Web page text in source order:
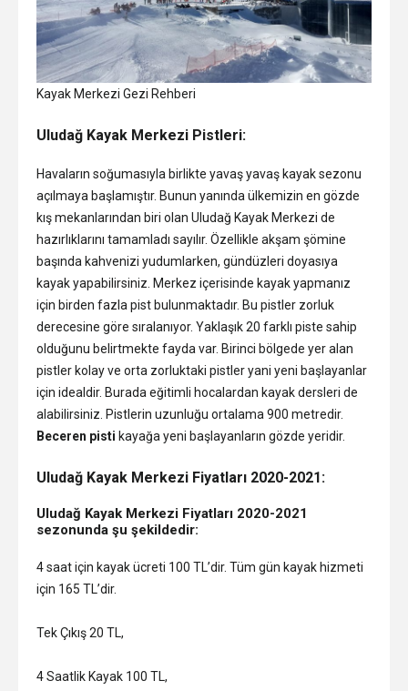
Kayak Merkezi Gezi Rehberi
Uludağ Kayak Merkezi Pistleri:
Havaların soğumasıyla birlikte yavaş yavaş kayak sezonu
açılmaya başlamıştır. Bunun yanında ülkemizin en gözde
kış mekanlarından biri olan Uludağ Kayak Merkezi de
hazırlıklarını tamamladı sayılır. Özellikle akşam şömine
başında kahvenizi yudumlarken, gündüzleri doyasıya
kayak yapabilirsiniz. Merkez içerisinde kayak yapmanız
için birden fazla pist bulunmaktadır. Bu pistler zorluk
derecesine göre sıralanıyor. Yaklaşık 20 farklı piste sahip
olduğunu belirtmekte fayda var. Birinci bölgede yer alan
pistler kolay ve orta zorluktaki pistler yani yeni başlayanlar
için idealdir. Burada eğitimli hocalardan kayak dersleri de
alabilirsiniz. Pistlerin uzunluğu ortalama 900 metredir.
Beceren pisti kayağa yeni başlayanların gözde yeridir.
Uludağ Kayak Merkezi Fiyatları 2020-2021:
Uludağ Kayak Merkezi Fiyatları 2020-2021
sezonunda şu şekildedir:
4 saat için kayak ücreti 100 TL’dir. Tüm gün kayak hizmeti
için 165 TL’dir.
Tek Çıkış 20 TL,
4 Saatlik Kayak 100 TL,